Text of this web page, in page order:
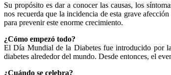
Su propósito es dar a conocer las causas, los
nos recuerda que la incidencia de esta grave
para prevenir este enorme crecimiento.
¿Cómo empezó todo?
El Día Mundial de la Diabetes fue introducido por
diabetes alrededor del mundo. Desde entonces, el
¿Cuándo se celebra?